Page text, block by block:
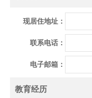
现居住地址：
联系电话：
电子邮箱：
教育经历